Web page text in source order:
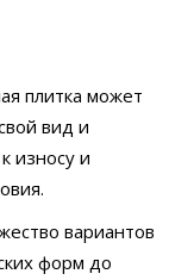
плитка может
вид и
износу и
вариантов
форм до